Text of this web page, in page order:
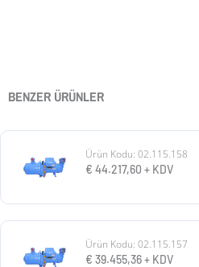
BENZER ÜRÜNLER
Ürün Kodu: 02.115.158
€ 44.217,60 + KDV
Ürün Kodu: 02.115.157
€ 39.455,36+ KDV